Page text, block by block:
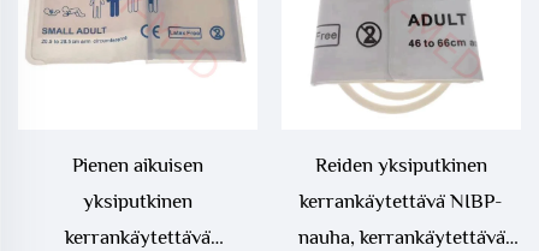
Pienen aikuisen
yksiputkinen
kerrankäytettävä
Reiden yksiputkinen
kerrankäytettävä NIBP-
nauha, kerrankäytettävä